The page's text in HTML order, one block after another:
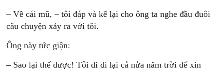
– Về cái mũ, – tôi đáp và kể lại cho ông ta nghe đầu đuôi
câu chuyện xảy ra với tôi.
Ông này tức giận:
– Sao lại thế được! Tôi đi đi lại cả nửa năm trời để xin